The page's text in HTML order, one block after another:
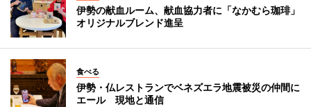
伊勢の献血ルーム、献血協力者に「なかむら珈琲」
オリジナルブレンド進呈
食べる
伊勢・仏レストランでベネズエラ地震被災の仲間に
エール 現地と通信